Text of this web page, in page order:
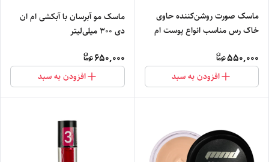
ماسک صورت روشن‌کننده حاوی
خاک رس مناسب انواع پوست ام
550,000
افزودن به سبد
ماسک مو آبرسان با آبکشی ام ان
دی 300 میلی‌لیتر
650,000
افزودن به سبد